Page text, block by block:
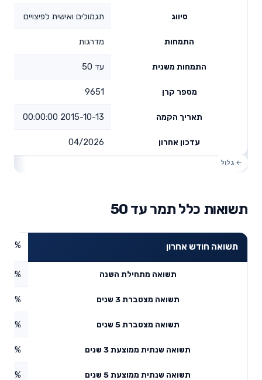
סיווג תגמולים ואישית לפיצויים
התמחות מדרגות
התמחות משנית עד 50
מספר קרן 9651
תאריך הקמה 2015-10-13 00:00:00
עדכון אחרון 04/2026
תשואות כלל תמר עד 50
תשואה חודש אחרון
תשואה מתחילת השנה
תשואה מצטברת 3 שנים
תשואה מצטברת 5 שנים
תשואה שנתית ממוצעת 3 שנים
תשואה שנתית ממוצעת 5 שנים